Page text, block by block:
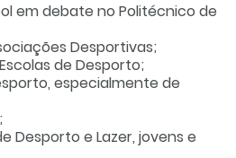
em debate no Politécnico de
Desportivas;
de Desporto;
especialmente de
Desporto e Lazer, jovens e